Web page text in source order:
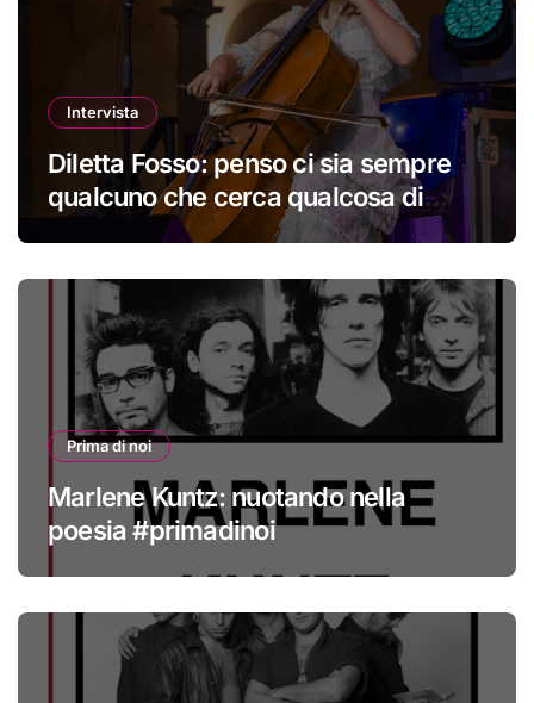
Intervista
Diletta Fosso: penso ci sia sempre
qualcuno che cerca qualcosa di
Prima di noi
Marlene Kuntz: nuotando nella
poesia #primadinoi